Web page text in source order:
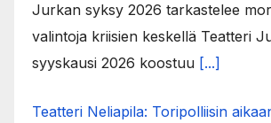
Jurkan syksy 2026 tarkastelee
valintoja kriisien keskellä Teatteri
syyskausi 2026 koostuu [...]
Teatteri Neliapila: Toripolliisin